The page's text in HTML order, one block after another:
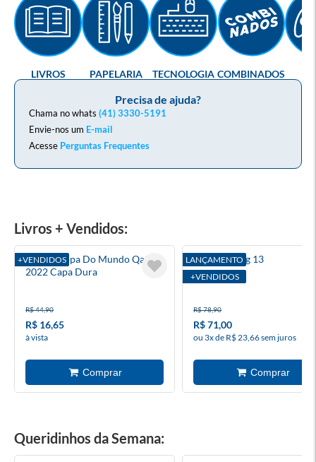
Precisa de ajuda?
Chama no whats (41) 3330-5191
Envie-nos um E-mail
Acesse Perguntas Frequentes
LIVROS PAPELARIA TECNOLOGIA COMBINADOS
Livros + Vendidos:
+VENDIDOS
Álbum Copa Do Mundo Qatar
2022 Capa Dura
R$ 44,90
R$ 16,65
à vista
LANÇAMENTO
+VENDIDOS
Solo Leveling 13
R$ 78,90
R$ 71,00
ou 3x de R$ 23,66 sem juros
Queridinhos da Semana: